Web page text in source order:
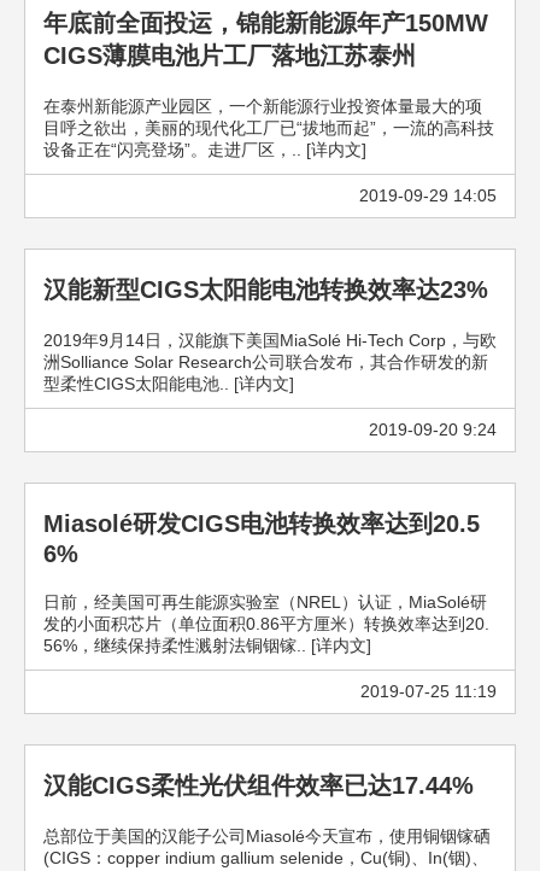
年底前全面投运，锦能新能源年产150MW
CIGS薄膜电池片工厂落地江苏泰州
在泰州新能源产业园区，一个新能源行业投资体量最大的项
目呼之欲出，美丽的现代化工厂已“拔地而起”，一流的高科技
设备正在“闪亮登场”。走进厂区，.. [详内文]
2019-09-29 14:05
汉能新型CIGS太阳能电池转换效率达23%
2019年9月14日，汉能旗下美国MiaSolé Hi-Tech Corp，与欧
洲Solliance Solar Research公司联合发布，其合作研发的新
型柔性CIGS太阳能电池.. [详内文]
2019-09-20 9:24
Miasolé研发CIGS电池转换效率达到20.5
6%
日前，经美国可再生能源实验室（NREL）认证，MiaSolé研
发的小面积芯片（单位面积0.86平方厘米）转换效率达到20.
56%，继续保持柔性溅射法铜铟镓.. [详内文]
2019-07-25 11:19
汉能CIGS柔性光伏组件效率已达17.44%
总部位于美国的汉能子公司Miasolé今天宣布，使用铜铟镓硒
(CIGS：copper indium gallium selenide，Cu(铜)、In(铟)、